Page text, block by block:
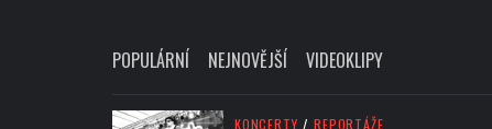
POPULÁRNÍ NEJNOVĚJŠÍ VIDEOKLIPY
KONCERTY / REPORTÁŽE